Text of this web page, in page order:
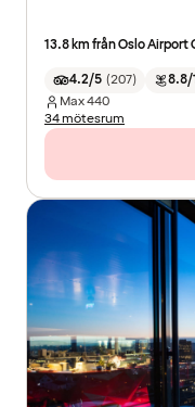
13.8 km från Oslo
4.2/5 (207) 8.8/
Max440
34 mötesrum